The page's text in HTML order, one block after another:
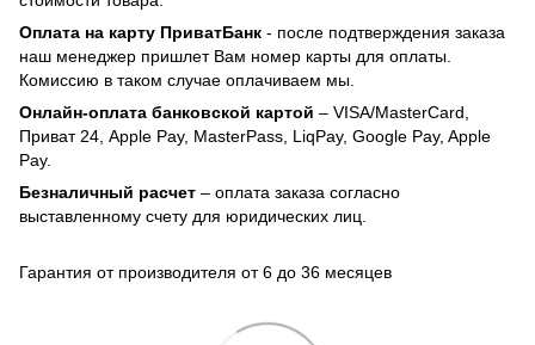
Оплата на карту ПриватБанк - после подтверждения заказа
наш менеджер пришлет Вам номер карты для оплаты.
Комиссию в таком случае оплачиваем мы.
Онлайн-оплата банковской картой – VISA/MasterCard,
Приват 24, Apple Pay, MasterPass, LiqPay, Google Pay, Apple
Pay.
Безналичный расчет – оплата заказа согласно
выставленному счету для юридических лиц.
Гарантия от производителя от 6 до 36 месяцев